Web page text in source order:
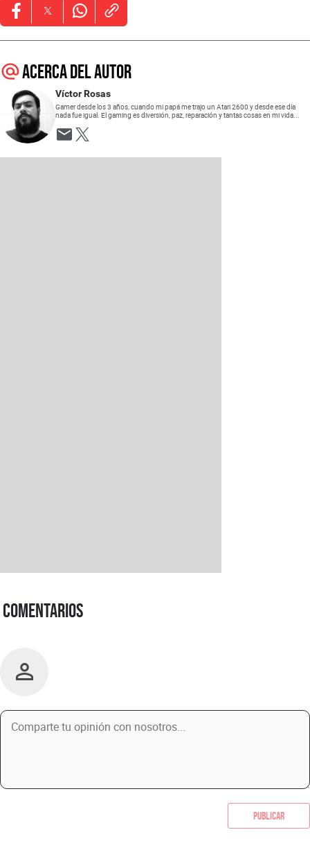
Opens in new window
Opens in new window
Opens in new window
Acerca del autor
Víctor Rosas
Gamer desde los 3 años, cuando mi papá me trajo un Atari 2600 y desde ese día
nada fue igual. El gaming es diversión, paz, reparación y tantas cosas en mi vida...
Opens in new window
Comentarios
Publicar